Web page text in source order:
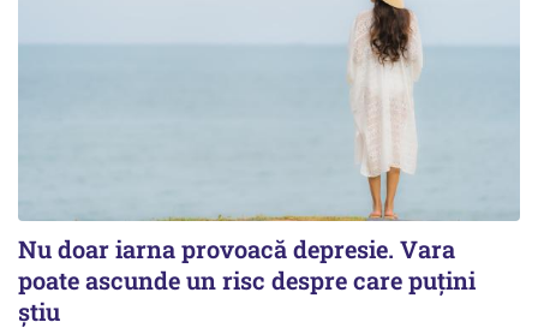
Nu doar iarna provoacă depresie. Vara
poate ascunde un risc despre care puțini
știu